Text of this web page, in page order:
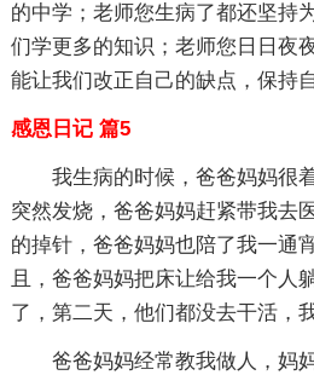
的中学；老师您生病了都还坚持
们学更多的知识；老师您日日夜
能让我们改正自己的缺点，保
感恩日记 篇5
我生病的时候，爸爸妈妈很
突然发烧，爸爸妈妈赶紧带我去
的掉针，爸爸妈妈也陪了我一通
且，爸爸妈妈把床让给我一个人
了，第二天，他们都没去干活，
爸爸妈妈经常教我做人，妈